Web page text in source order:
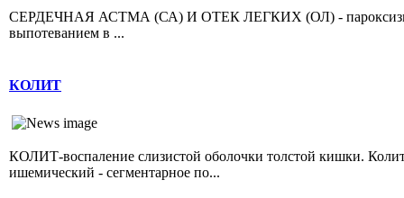
СЕРДЕЧНАЯ АСТМА (СА) И ОТЕК ЛЕГКИХ (ОЛ) -
выпотеванием в ...
КОЛИТ
КОЛИТ-воспаление слизистой оболочки толстой кишки.
ишемический - сегментарное по...